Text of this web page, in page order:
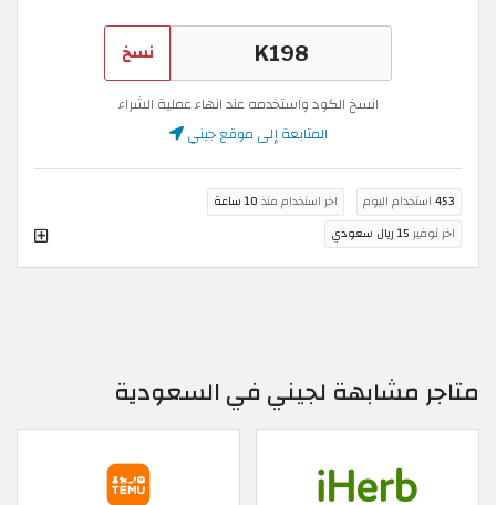
نسخ
انسخ الكود واستخدمه عند انهاء عملية الشراء
المتابعة إلى موقع جيني
453 استخدام اليوم اخر استخدام منذ 10 ساعة
اخر توفير 15 ريال سعودي
متاجر مشابهة لجيني في السعودية